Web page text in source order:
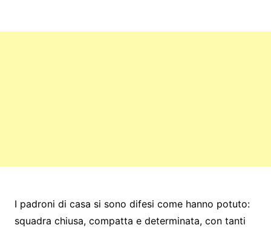
I padroni di casa si sono difesi come hanno potuto:
squadra chiusa, compatta e determinata, con tanti